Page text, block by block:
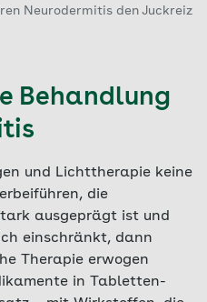
Neurodermitis den Juckreiz
Behandlung
und Lichttherapie keine
die
ausgeprägt ist und
einschränkt, dann
Therapie erwogen
in Tabletten-